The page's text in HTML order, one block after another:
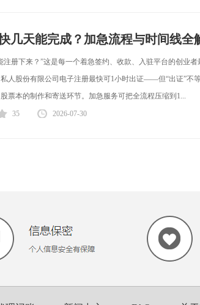
几天能完成？加急流程与时间线全
注册下来？”这是每一个着急签约、收款、入驻平台的创业
人股份有限公司电子注册最快可1小时出证——但“出证”不
票本的制作和寄送环节。加急服务可把全流程压缩到1...
35 2026-07-30